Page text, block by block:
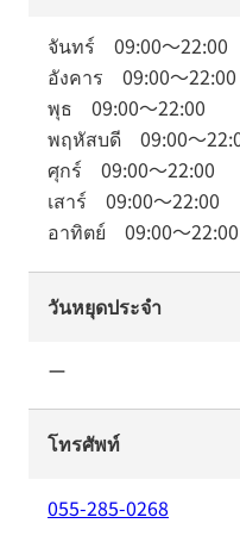
จันทร์ 09:00～22:00
อังคาร 09:00～22:00
พุธ 09:00～22:00
พฤหัสบดี 09:00～
ศุกร์ 09:00～22:00
เสาร์ 09:00～22:00
อาทิตย์ 09:00～22:00
วันหยุดประจำ
ー
โทรศัพท์
055-285-0268